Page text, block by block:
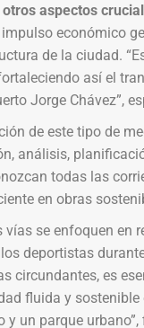
aspectos
económico
de la ciudad.
así el
Jorge Chávez”,
de este tipo de
análisis,
todas las
en obras
vías se enfoquen en
deportistas
circundantes, es
fluida y
un parque